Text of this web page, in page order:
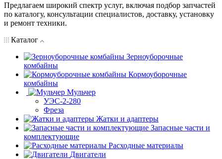
Предлагаем широкий спектр услуг, включая подбор запчастей
по каталогу, консультации специалистов, доставку, установку
и ремонт техники.
Каталог
Зерноуборочные
комбайны
Кормоуборочные
комбайны
Мульчер
УЭС-2-280
Фреза
Жатки и адаптеры
Запасные части и
комплектующие
Расходные материалы
Двигатели